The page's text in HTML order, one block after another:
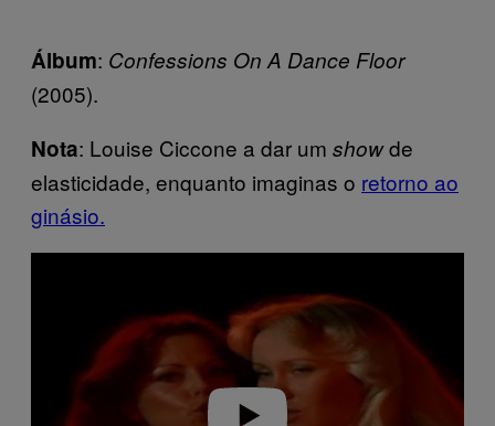
Álbum: Confessions On A Dance Floor
(2005).
Nota: Louise Ciccone a dar um showde
elasticidade, enquanto imaginas o retorno ao
ginásio.